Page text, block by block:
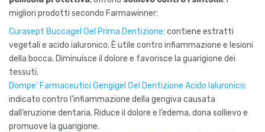
migliori prodotti secondo Farmawinner:
Curasept Buccagel Gel Prima Dentizione: contiene estratti
vegetali e acido ialuronico. È utile contro infiammazione e lesioni
della bocca. Diminuisce il dolore e favorisce la guarigione dei
tessuti.
Dompe' Farmaceutici Gengigel Gel Dentizione Acido Ialuronico:
indicato contro l’infiammazione della gengiva causata
dall’eruzione dentaria. Riduce il dolore e l’edema, dona sollievo e
promuove la guarigione.